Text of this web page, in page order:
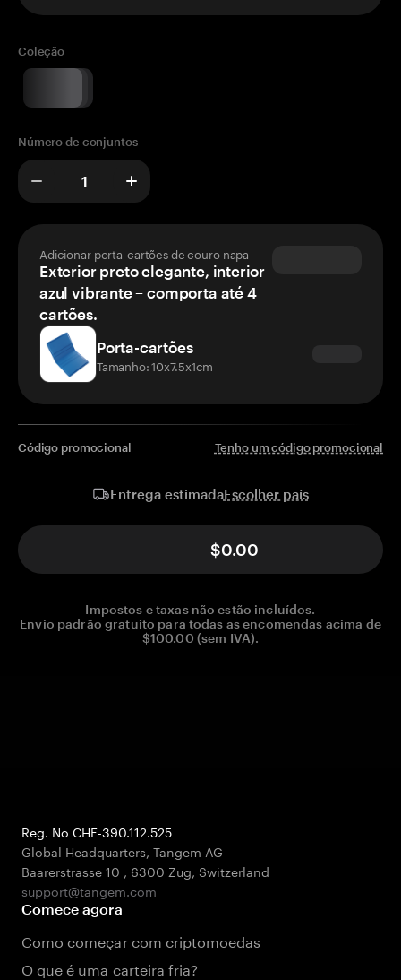
Coleção
Número de conjuntos
Adicionar porta-cartões de couro napa
Exterior preto elegante, interior
azul vibrante – comporta até 4
cartões.
Porta-cartões
Tamanho: 10x7.5x1cm
Código promocional Tenho um código promocional
Entrega estimadaEscolher país
$0.00
Impostos e taxas não estão incluídos.
Envio padrão gratuito para todas as encomendas acima de
$100.00 (sem IVA).
Reg. No CHE-390.112.525
Global Headquarters, Tangem AG
Baarerstrasse 10 , 6300 Zug, Switzerland
support@tangem.com
Comece agora
Como começar com criptomoedas
O que é uma carteira fria?